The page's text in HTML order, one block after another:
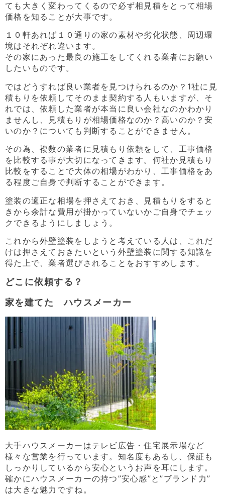
ても大きく変わってくるので必ず相見積をとって相場
価格を知ることが大事です。
１０軒あれば１０通りの家の素材や劣化状態、周辺環
境はそれぞれ違います。
その家にあった最良の施工をしてくれる業者にお願い
したいものです。
ではどうすれば良い業者を見つけられるのか？1社に見
積もりを依頼してそのまま契約する人もいますが、そ
れでは、依頼した業者が本当に良い会社なのかわかり
ませんし、見積もりが相場価格なのか？高いのか？安
いのか？についても判断することができません。
その為、複数の業者に見積もり依頼をして、工事価格
を比較する事が大切になってきます。何社か見積もり
比較をすることで大体の相場がわかり、工事価格をあ
る程度ご自身で判断することができます。
塗装の適正な相場を押さえておき、見積もりをすると
きから余計な費用が掛かっていないかご自身でチェッ
クできるようにしましょう。
これから外壁塗装をしようと考えている人は、これだ
けは押さえておきたいという外壁塗装に関する知識を
得た上で、業者選びされることをおすすめします。
どこに依頼する？
家を建てた ハウスメーカー
大手ハウスメーカーはテレビ広告・住宅展示場など
様々な営業を行っています。知名度もあるし、保証も
しっかりしているから安心というお声を耳にします。
確かにハウスメーカーの持つ”安心感”と”ブランド力”
は大きな魅力ですね。